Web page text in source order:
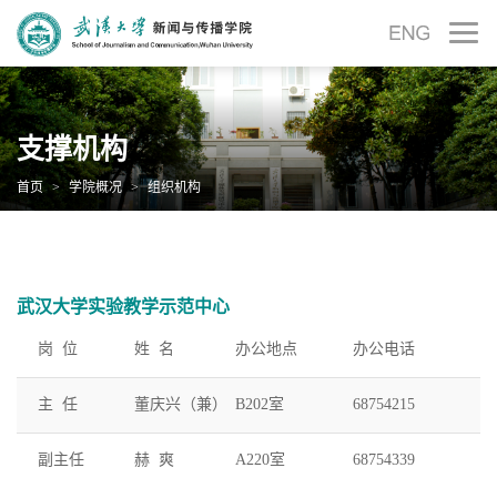
支撑机构
首页 > 学院概况 > 组织机构
武汉大学实验教学示范中心
岗 位 姓 名 办公地点 办公电话
主 任 董庆兴（兼） B202室 68754215
副主任 赫 爽 A220室 68754339